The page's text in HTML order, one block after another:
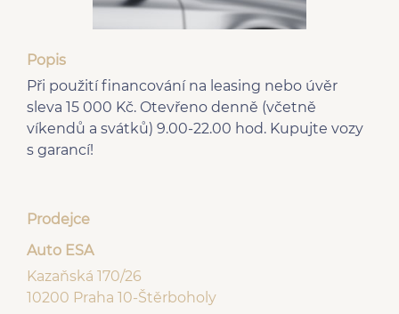
Popis
Při použití financování na leasing nebo úvěr
sleva 15 000 Kč. Otevřeno denně (včetně
víkendů a svátků) 9.00-22.00 hod. Kupujte vozy
s garancí!
Prodejce
Auto ESA
Kazaňská 170/26
10200 Praha 10-Štěrboholy